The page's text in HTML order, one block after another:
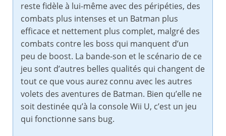
reste fidèle à lui-même avec des péripéties, des
combats plus intenses et un Batman plus
efficace et nettement plus complet, malgré des
combats contre les boss qui manquent d’un
peu de boost. La bande-son et le scénario de ce
jeu sont d’autres belles qualités qui changent de
tout ce que vous aurez connu avec les autres
volets des aventures de Batman. Bien qu’elle ne
soit destinée qu’à la console Wii U, c’est un jeu
qui fonctionne sans bug.